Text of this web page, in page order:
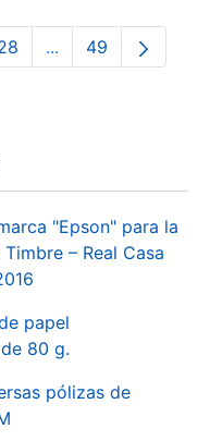
Use TAB para
Página
...PáginasPágina
49
"Epson" para la
– Real Casa
papel
80 g.
pólizas de